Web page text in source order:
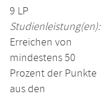
9 LP
Studienleistung(en):
Erreichen von
mindestens 50
Prozent der Punkte
aus den